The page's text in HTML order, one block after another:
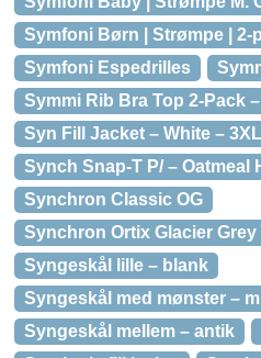
Symfoni Børn | Strømpe | 2-
Symfoni Espedrilles
Symmi Rib Bra Top 2-Pack
Syn Fill Jacket – White – 3XL
Synch Snap-T P/ – Oatmeal
Synchron Classic OG
Synchron Ortix Glacier Grey
Syngeskål lille – blank
Syngeskål med mønster –
Syngeskål mellem – antik